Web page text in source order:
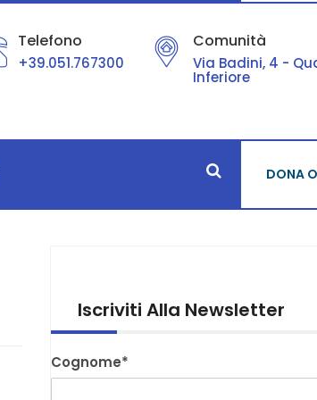
Telefono
+39.051.767300
Comunità
Via Badini, 4 -
Inferiore
DONA
Iscriviti Alla Newsletter
Cognome*